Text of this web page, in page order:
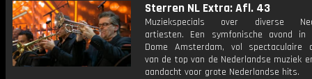
Sterren NL Extra: Afl. 43
Muziekspecials over diverse
artiesten. Een symfonische avond in
Dome Amsterdam, vol spectaculaire
van de top van de Nederlandse muziek
aandacht voor grote Nederlandse hits.